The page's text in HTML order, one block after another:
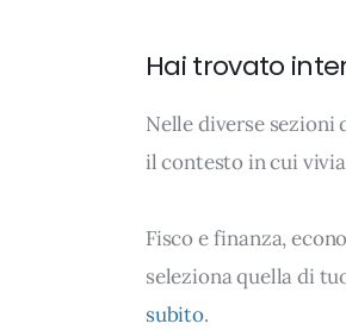
Hai trovato
Nelle diverse sezioni
il contesto in cui
Fisco e finanza,
seleziona quella di
subito.